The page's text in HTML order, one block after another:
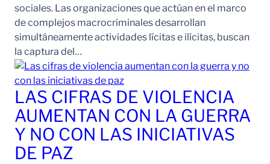
sociales. Las organizaciones que actúan en el marco
de complejos macrocriminales desarrollan
simultáneamente actividades lícitas e ilícitas, buscan
la captura del…
LAS CIFRAS DE VIOLENCIA
AUMENTAN CON LA GUERRA
Y NO CON LAS INICIATIVAS
DE PAZ